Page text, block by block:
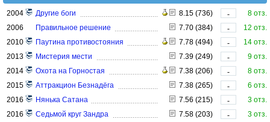
2004 Другие боги 8.15 (736) -
8 отз.
2006
Правильное решение 7.70 (384) -
12 отз.
2010
Паутина противостояния 7.78 (494) -
14 отз.
2013
Мистерия мести 7.39 (249) -
9 отз.
2014
Охота на Горностая 7.38 (206) -
8 отз.
2015
Аттракцион Безнадёга 7.38 (265) -
6 отз.
2016
Нянька Сатана 7.56 (215) -
3 отз.
2016
Седьмой круг Зандра 7.58 (203) -
3 отз.